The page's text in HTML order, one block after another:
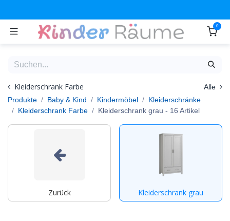
0
Kleiderschrank Farbe
Alle
Produkte
Baby & Kind Kindermöbel
Kleiderschränke
Kleiderschrank Farbe
Kleiderschrank grau - 16 Artikel
Zurück Kleiderschrank grau